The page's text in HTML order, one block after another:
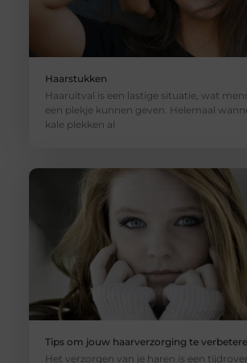
Haarstukken
Haaruitval is een lastige situatie, wat
een plekje kunnen geven. Helemaal
kale plekken al
Tips om jouw haarverzorging te
Het verzorgen van je haren is een